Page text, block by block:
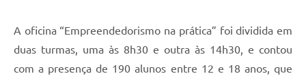
A oficina “Empreendedorismo na prática” foi dividida em
duas turmas, uma às 8h30 e outra às 14h30, e contou
com a presença de 190 alunos entre 12 e 18 anos, que